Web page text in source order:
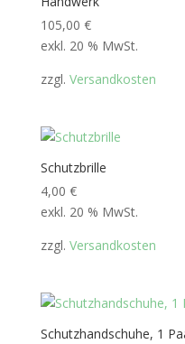
105,00 €
exkl. 20 % MwSt.
zzgl. Versandkosten
Schutzbrille
4,00 €
exkl. 20 % MwSt.
zzgl. Versandkosten
Schutzhandschuhe, 1